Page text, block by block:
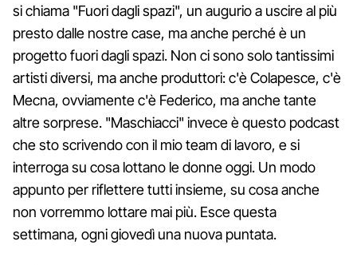
si chiama "Fuori dagli spazi", un augurio a uscire al più
presto dalle nostre case, ma anche perché è un
progetto fuori dagli spazi. Non ci sono solo tantissimi
artisti diversi, ma anche produttori: c'è Colapesce, c'è
Mecna, ovviamente c'è Federico, ma anche tante
altre sorprese. "Maschiacci" invece è questo podcast
che sto scrivendo con il mio team di lavoro, e si
interroga su cosa lottano le donne oggi. Un modo
appunto per riflettere tutti insieme, su cosa anche
non vorremmo lottare mai più. Esce questa
settimana, ogni giovedì una nuova puntata.